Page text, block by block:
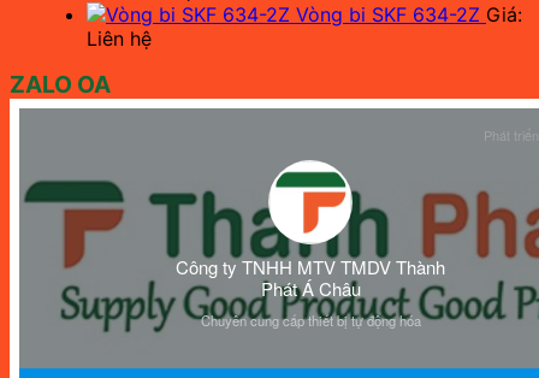
Vòng bi SKF 634-2Z Giá:
Liên hệ
ZALO OA